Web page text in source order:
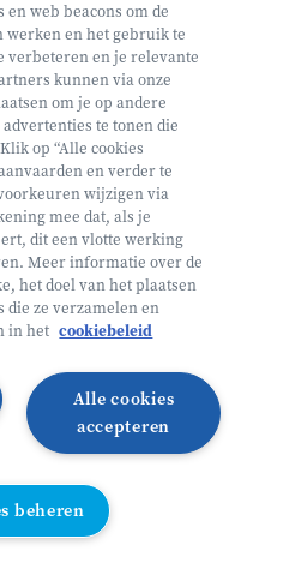
€ 160
Helan: €128
Inschrijven
web beacons om de
werken en het gebruik te
en je relevante
kunnen via onze
om je op andere
te tonen die
op “Alle cookies
en verder te
wijzigen via
mee dat, als je
dit een vlotte werking
Meer informatie over de
het doel van het plaatsen
die ze verzamelen en
in het cookiebeleid
Alle cookies
accepteren
beheren